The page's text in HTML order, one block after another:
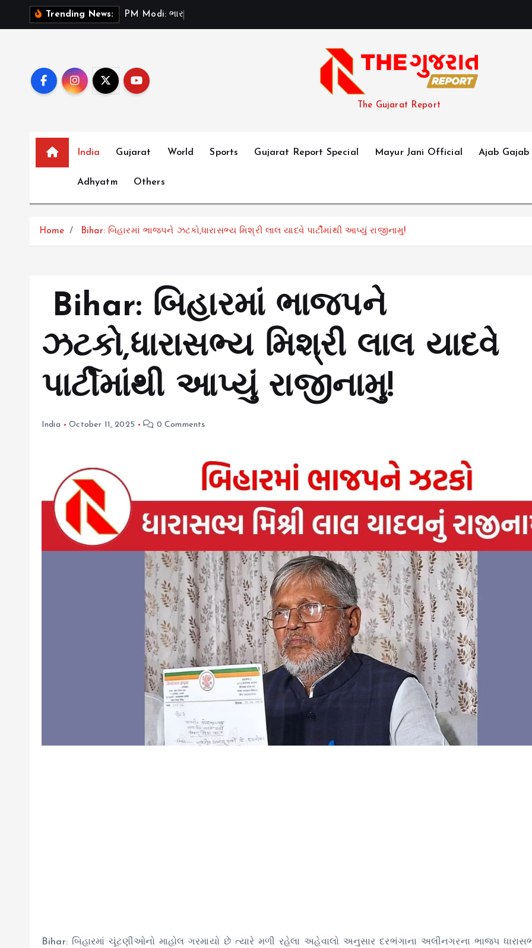
Trending News: P M M o d i: ભર
The Gujarat Report
India Gujarat World Sports Gujarat Report Special Mayur Jani Official Ajab Gajab
Adhyatm Others
Home Bihar: બિહારમાં ભાજપને ઝટકો,ધારાસભ્ય મિશ્રી લાલ યાદવે પાર્ટીમાંથી આપ્યું રાજીનામુ!
Bihar: બિહારમાં ભાજપને
ઝટકો,ધારાસભ્ય મિશ્રી લાલ યાદવે
પાર્ટીમાંથી આપ્યું રાજીનામુ!
India October 11, 2025 0 Comments
Bihar: બિહારમાં ચૂંટણીઓનો માહોલ ગરમાયો છે ત્યારે મળી રહેલા અહેવાલો અનુસાર દરભંગાના અલીનગરના ભાજપ